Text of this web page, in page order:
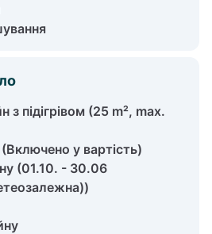
з підігрівом (25 m², max.
(Включено у вартість)
(01.10. - 30.06